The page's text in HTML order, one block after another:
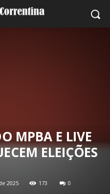
MPBA E LIVE
ELEIÇÕES
2025 173 0